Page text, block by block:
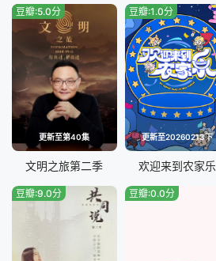
更新至第40集
豆瓣:5.0分
文明之旅第二季
更新至20260213下
豆瓣:1.0分
欢迎来到农家乐
豆瓣:9.0分 豆瓣:0.0分